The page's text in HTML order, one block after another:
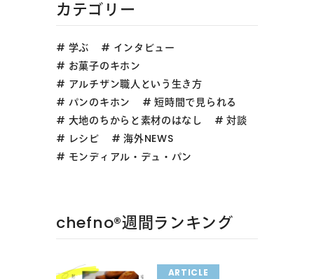
カテゴリー
学ぶ
インタビュー
お菓子のキホン
アルチザン職人という生き方
パンのキホン
短時間で見られる
大地のちからと素材のはなし
対談
レシピ
海外NEWS
モンディアル・デュ・パン
chefno®︎週間ランキング
ARTICLE